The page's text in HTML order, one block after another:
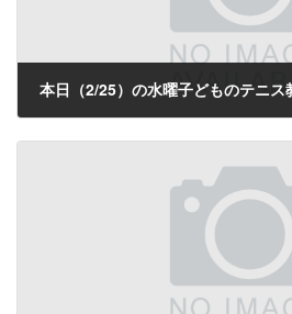
本日（2/25）の水曜子どものテニス